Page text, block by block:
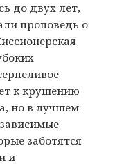
до двух лет,
проповедь о
к крушению
но в лучшем
заботятся
и